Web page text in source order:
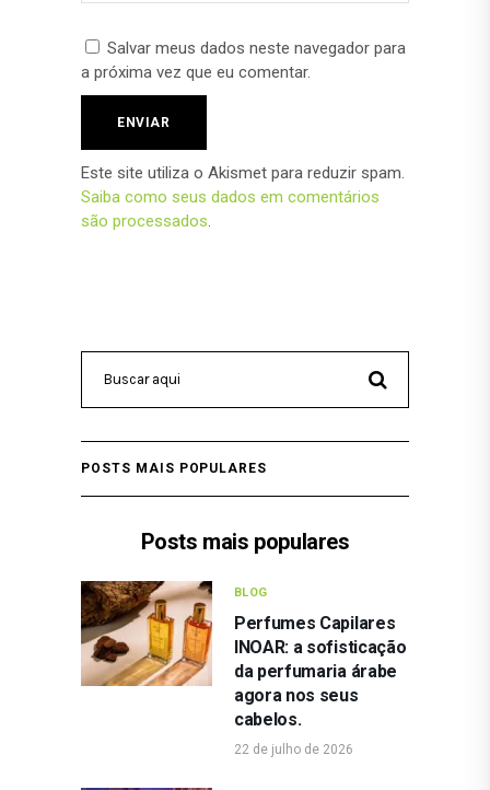
Salvar meus dados neste navegador para
a próxima vez que eu comentar.
Este site utiliza o Akismet para reduzir spam.
Saiba como seus dados em comentários
são processados.
POSTS MAIS POPULARES
Posts mais populares
BLOG
Perfumes Capilares
INOAR: a sofisticação
da perfumaria árabe
agora nos seus
cabelos.
22 de julho de 2026